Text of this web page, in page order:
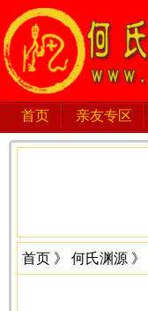
首页 亲友专区
首页 》 何氏渊源 》